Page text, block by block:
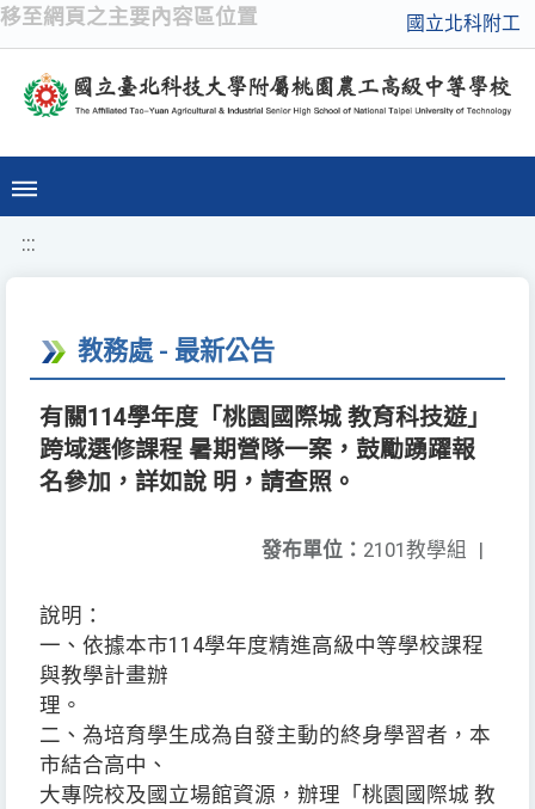
移至網頁之主要內容區位置 國立北科附工
:::
教務處 - 最新公告
有關114學年度「桃園國際城 教育科技遊」
跨域選修課程 暑期營隊一案，鼓勵踴躍報
名參加，詳如說 明，請查照。
發布單位： 2101教學組 |
說明：
一、依據本市114學年度精進高級中等學校課程
與教學計畫辦
理。
二、為培育學生成為自發主動的終身學習者，本
市結合高中、
大專院校及國立場館資源，辦理「桃園國際城 教